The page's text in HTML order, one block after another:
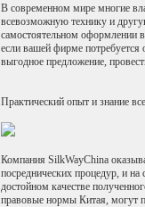
В современном мире многие
всевозможную технику и
самостоятельном оформлении
если вашей фирме
выгодное предложение,
Практический опыт и знание
Компания SilkWayChina
посреднических процедур, и
достойном качестве
правовые нормы Китая, могут